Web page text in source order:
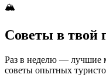
🏔
Советы в твой
Раз в неделю — лучшие
советы опытных